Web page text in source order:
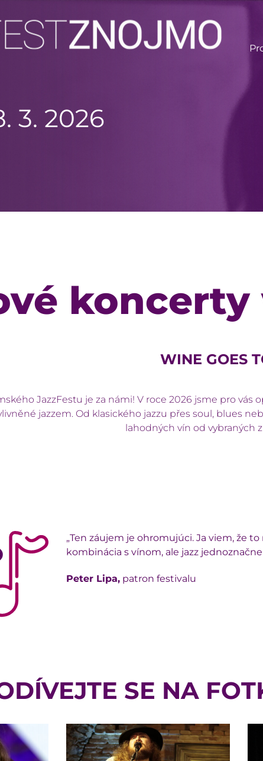
3. 2026
koncerty
WINE GOES
JazzFestu je za námi! V roce 2026 jsme pro
jazzem. Od klasického jazzu přes soul, blues
lahodných vín od vybraných
„Ten záujem je ohromujúci. Ja viem, že to
kombinácia s vínom, ale jazz jednoznačne
Peter Lipa,patron festivalu
SE NA